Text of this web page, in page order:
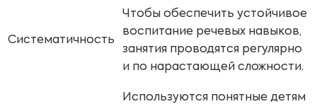
Систематичность
Чтобы обеспечить устойчивое
воспитание речевых навыков,
занятия проводятся регулярно
и по нарастающей сложности.
Используются понятные детям